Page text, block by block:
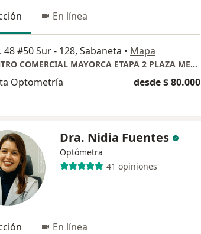
En línea
48 #50 Sur - 128, Sabaneta • Mapa
CENTRO COMERCIAL MAYORCA ETAPA 2 PLAZA MEDICA CONSULTORIO 1114
Optometría desde $ 80.000
Dra. Nidia Fuentes
Optómetra
41 opiniones
En línea